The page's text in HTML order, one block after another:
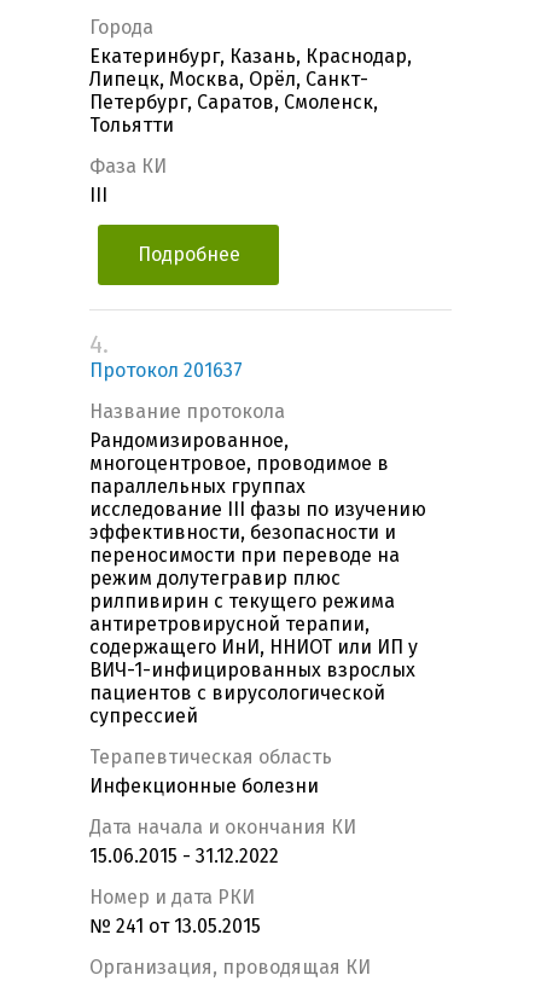
Города
Екатеринбург, Казань, Краснодар,
Липецк, Москва, Орёл, Санкт-
Петербург, Саратов, Смоленск,
Тольятти
Фаза КИ
Подробнее
4.
Протокол 201637
Название протокола
Рандомизированное,
многоцентровое, проводимое в
параллельных группах
исследование III фазы по изучению
эффективности, безопасности и
переносимости при переводе на
режим долутегравир плюс
рилпивирин с текущего режима
антиретровирусной терапии,
содержащего ИнИ, ННИОТ или ИП у
ВИЧ-1-инфицированных взрослых
пациентов с вирусологической
супрессией
Терапевтическая область
Инфекционные болезни
Дата начала и окончания КИ
15.06.2015 - 31.12.2022
Номер и дата РКИ
№ 241 от 13.05.2015
Организация, проводящая КИ